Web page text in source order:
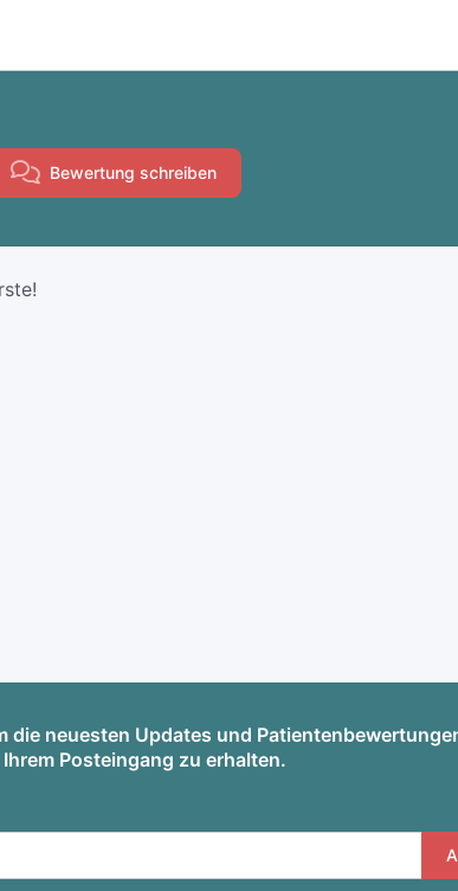
Bewertung schreiben
die neuesten Updates und
Posteingang zu erhalten.